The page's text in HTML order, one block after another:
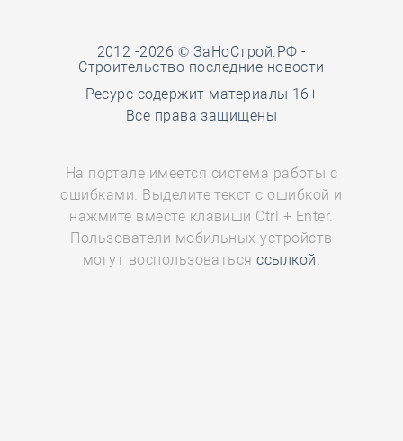
2012 -2026 © ЗаНоСтрой.РФ -
Строительство последние новости
Ресурс содержит материалы 16+
Все права защищены
На портале имеется система работы с
ошибками. Выделите текст с ошибкой и
нажмите вместе клавиши Ctrl + Enter.
Пользователи мобильных устройств
могут воспользоватьсяссылкой.